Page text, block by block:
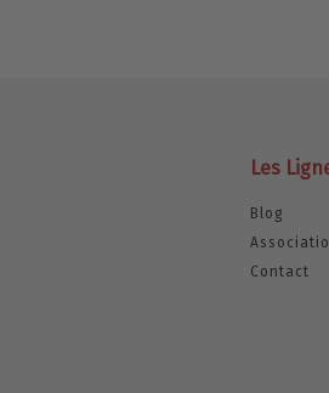
Les
Blog
Contact